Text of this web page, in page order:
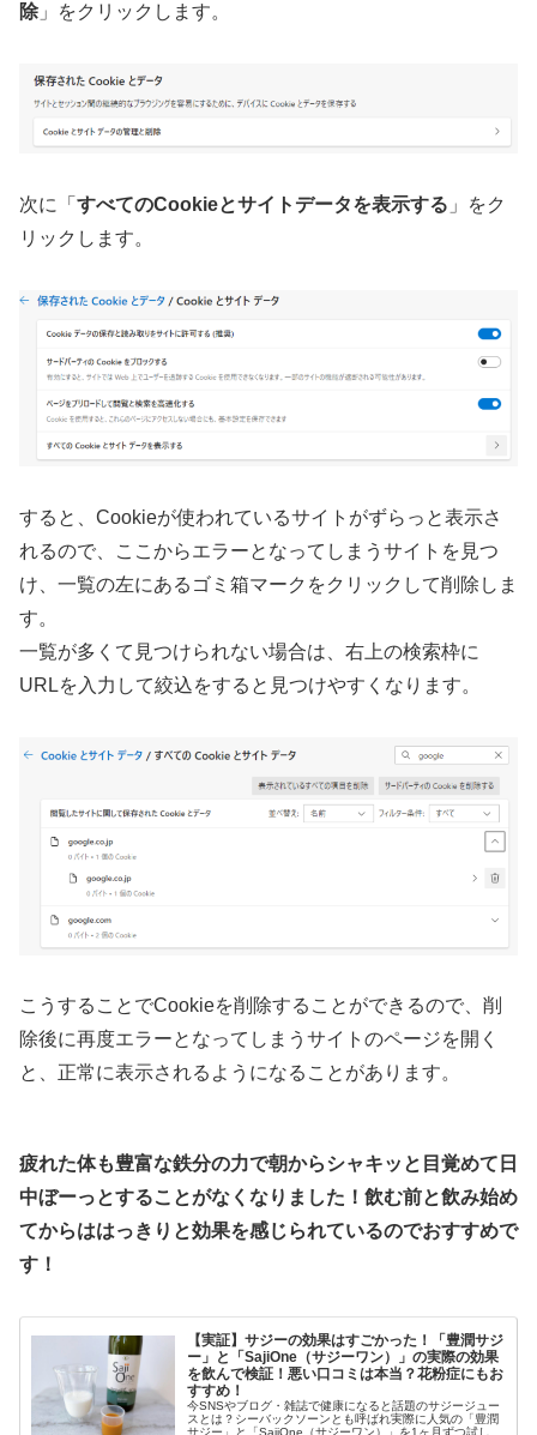
除」をクリックします。
次に「 すべてのCookieとサイトデータを表示する 」をク
リックします。
すると、Cookieが使われているサイトがずらっと表示さ
れるので、ここからエラーとなってしまうサイトを見つ
け、一覧の左にあるゴミ箱マークをクリックして削除しま
す。
一覧が多くて見つけられない場合は、右上の検索枠に
URLを入力して絞込をすると見つけやすくなります。
こうすることでCookieを削除することができるので、削
除後に再度エラーとなってしまうサイトのページを開く
と、正常に表示されるようになることがあります。
疲れた体も豊富な鉄分の力で朝からシャキッと目覚めて日
中ぼーっとすることがなくなりました！ 飲む前と飲み始め
てからははっきりと効果を感じられているのでおすすめで
す！
【実証】サジーの効果はすごかった！「豊潤サジ
ー」と「SajiOne（サジーワン）」の実際の効果
を飲んで検証！悪い口コミは本当？花粉症にもお
すすめ！
今SNSやブログ・雑誌で健康になると話題のサジージュー
スとは？シーバックソーンとも呼ばれ実際に人気の「豊潤
サジー」と「SajiOne（サジーワン）」を1ヶ月ずつ試して